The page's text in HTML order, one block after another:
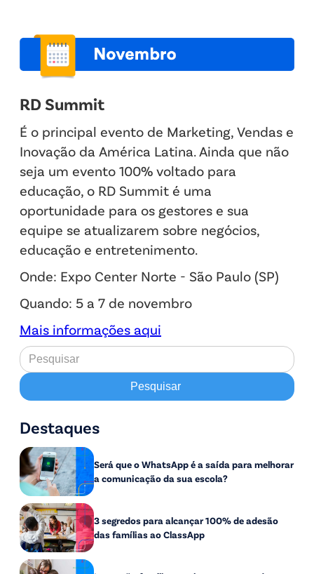
RD Summit
É o principal evento de Marketing, Vendas e
Inovação da América Latina. Ainda que não
seja um evento 100% voltado para
educação, o RD Summit é uma
oportunidade para os gestores e sua
equipe se atualizarem sobre negócios,
educação e entretenimento.
Onde: Expo Center Norte - São Paulo (SP)
Quando: 5 a 7 de novembro
Mais informações aqui
Destaques
Será que o WhatsApp é a saída para melhorar
a comunicação da sua escola?
3 segredos para alcançar 100% de adesão
das famílias ao ClassApp